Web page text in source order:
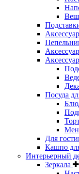
Посуда
Для
Кашпо
Интерьерный
Зеркала